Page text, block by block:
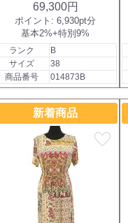
69,300円
ポイント:6,930pt分
基本2%+特別9%
ランク
B
サイズ
38
商品番号
014873B
新着商品
favorite